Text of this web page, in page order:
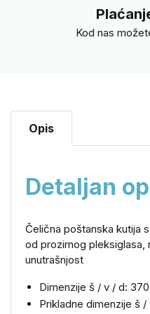
Kod nas
Opis
Detaljan
Čelična poštanska kutija
od prozirnog pleksiglasa,
unutrašnjost
Dimenzije š / v / d:
Prikladne dimenzije š /